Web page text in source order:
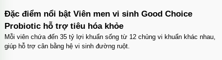
Đặc điểm nổi bật Viên men vi sinh Good Choice
Probiotic hỗ trợ tiêu hóa khỏe
Mỗi viên chứa đến 35 tỷ lợi khuẩn sống từ 12 chủng vi khuẩn khác nhau,
giúp hỗ trợ cân bằng hệ vi sinh đường ruột.